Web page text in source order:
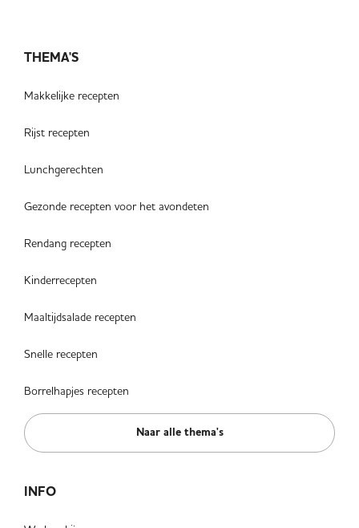
THEMA'S
Makkelijke recepten
Rijst recepten
Lunchgerechten
Gezonde recepten voor het avondeten
Rendang recepten
Kinderrecepten
Maaltijdsalade recepten
Snelle recepten
Borrelhapjes recepten
Naar alle thema's
INFO